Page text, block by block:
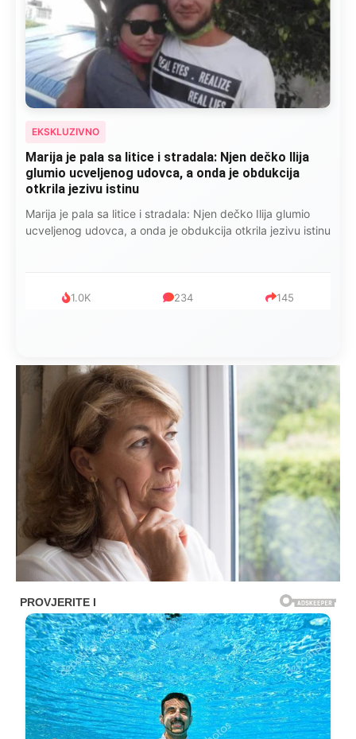
EKSKLUZIVNO
Marija je pala sa litice i stradala: Njen dečko Ilija
glumio ucveljenog udovca, a onda je obdukcija
otkrila jezivu istinu
Marija je pala sa litice i stradala: Njen dečko Ilija glumio
ucveljenog udovca, a onda je obdukcija otkrila jezivu istinu
1.0K 234 145